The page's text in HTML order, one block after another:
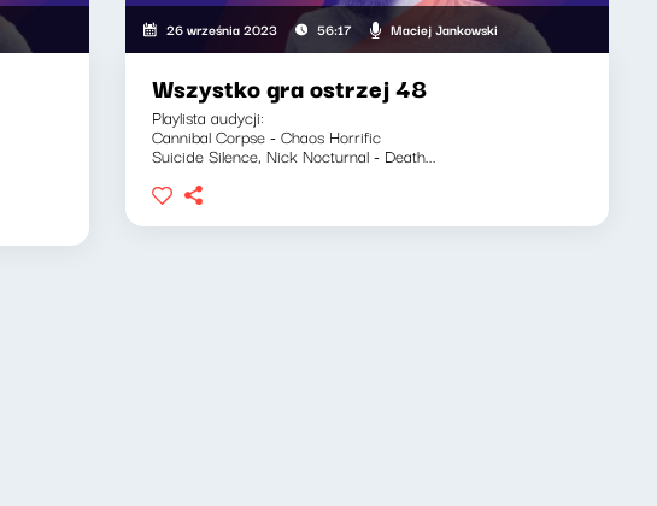
26 września 2023 56:17 Maciej Jankowski
Wszystko gra ostrzej 48
Playlista audycji:
Cannibal Corpse - Chaos Horrific
Suicide Silence, Nick Nocturnal - Death...